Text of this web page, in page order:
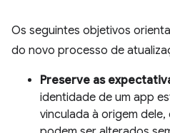
Os seguintes objetivos
do novo processo de
Preserve as
identidade de um app
vinculada à origem